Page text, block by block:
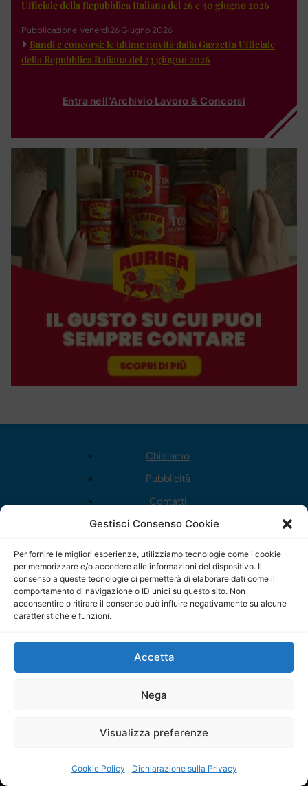
Gestisci Consenso Cookie
Per fornire le migliori esperienze, utilizziamo tecnologie come i cookie
per memorizzare e/o accedere alle informazioni del dispositivo. Il
consenso a queste tecnologie ci permetterà di elaborare dati come il
comportamento di navigazione o ID unici su questo sito. Non
acconsentire o ritirare il consenso può influire negativamente su alcune
caratteristiche e funzioni.
Accetta
Nega
Visualizza preferenze
Cookie Policy Dichiarazione sulla Privacy
Ufficiale della Repubblica Italiana del 26 e 30 giugno 2026
Pubblicazione: venerdì 26 Giugno 2026
Bandi e concorsi: le ultime novità dalla Gazzetta Ufficiale
della Repubblica Italiana del 23 giugno 2026
Entra nell'Archivio Lavoro & Concorsi
Chi siamo
Pubblicità
Contatti
Cookie Policy (UE)
Dichiarazione sulla Privacy (UE)
Copyright © ilSicilia | aut. Tribunale di Palermo n.11 del
29/09/2015
Editore: Mercurio Comunicazione Soc. Coop. A.R.L.
p.zza Sant’Oliva, 9 – 90141 – Palermo – 091335557